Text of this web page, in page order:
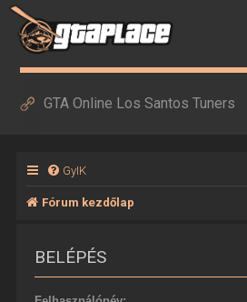
GTA Online Los Santos Tuners
GyIK
Fórum kezdőlap
BELÉPÉS